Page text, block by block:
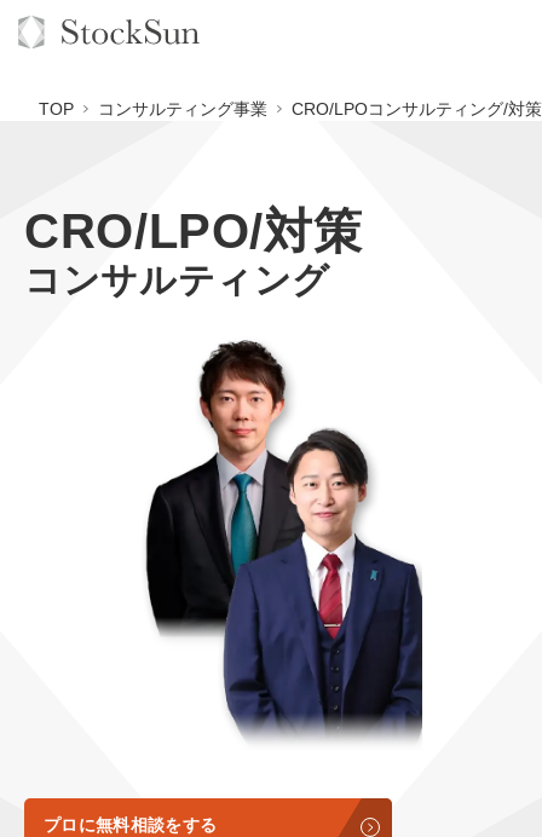
オーダーメイド支援
TOP
BPO支援
定額制営業代行『カリトルくん』
定額制採用代行・RPO『トルトルくん』
営業改善特化の動画制作『動画でカリトルくん』
定額LINE運用代行『LINEマキトルくん』
格安でAI導入支援『あいのりAI』
拡散付1日密着動画制作『まるごと社長』
1本無料で記事を制作『SEOトライアル』
定額制LP制作・改善『最強LP』
採用YouTubeチャンネル構築『トリトル』
YouTubeディレクター
会社概要・役員紹介
ミッション・ビジョン・バリュー
代表メッセージ（岩野圭佑）
認定パートナー
TOP コンサルティング事業 CRO/LPOコンサルティング/対策
CRO/LPO/対策
コンサルティング
プロに無料相談をする